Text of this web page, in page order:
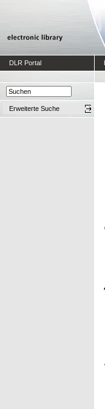
DLR Portal
Erweiterte Suche